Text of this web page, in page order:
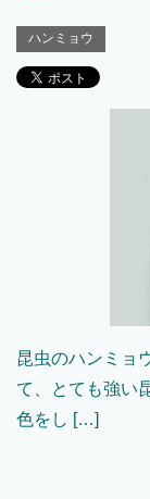
ハンミョウ
昆虫のハンミョ
て、とても強い
色をし […]